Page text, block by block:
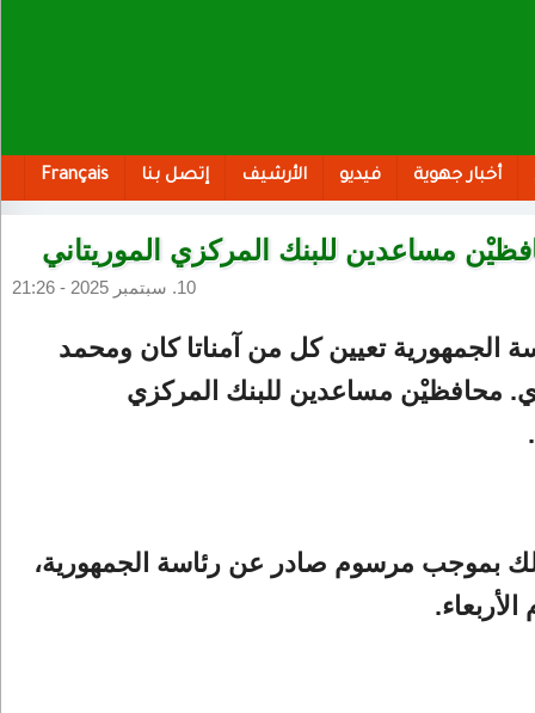
أخبار جهوية فيديو الأرشيف إتصل بنا Français
مساعدين للبنك المركزي الموريتاني
10. سبتمبر 2025 - 21:26
الجمهورية تعيين كل من آمناتا كان ومحمد
محافظيْن مساعدين للبنك المركزي
بموجب مرسوم صادر عن رئاسة الجمهورية،